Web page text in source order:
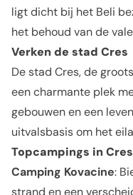
ligt dicht bij het Beli
het behoud van de
Verken de stad Cres
De stad Cres, de
een charmante plek
gebouwen en een
uitvalsbasis om het
Topcampings in Cres
Camping Kovacine:
strand en een